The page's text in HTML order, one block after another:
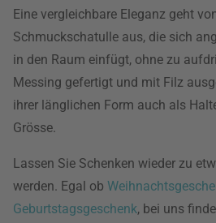
Eine vergleichbare Eleganz geht
Schmuckschatulle aus, die sich
in den Raum einfügt, ohne zu
Messing gefertigt und mit Filz
ihrer länglichen Form auch als
Grösse.
Lassen Sie Schenken wieder zu
werden. Egal ob
Geburtstagsgeschenk, bei uns